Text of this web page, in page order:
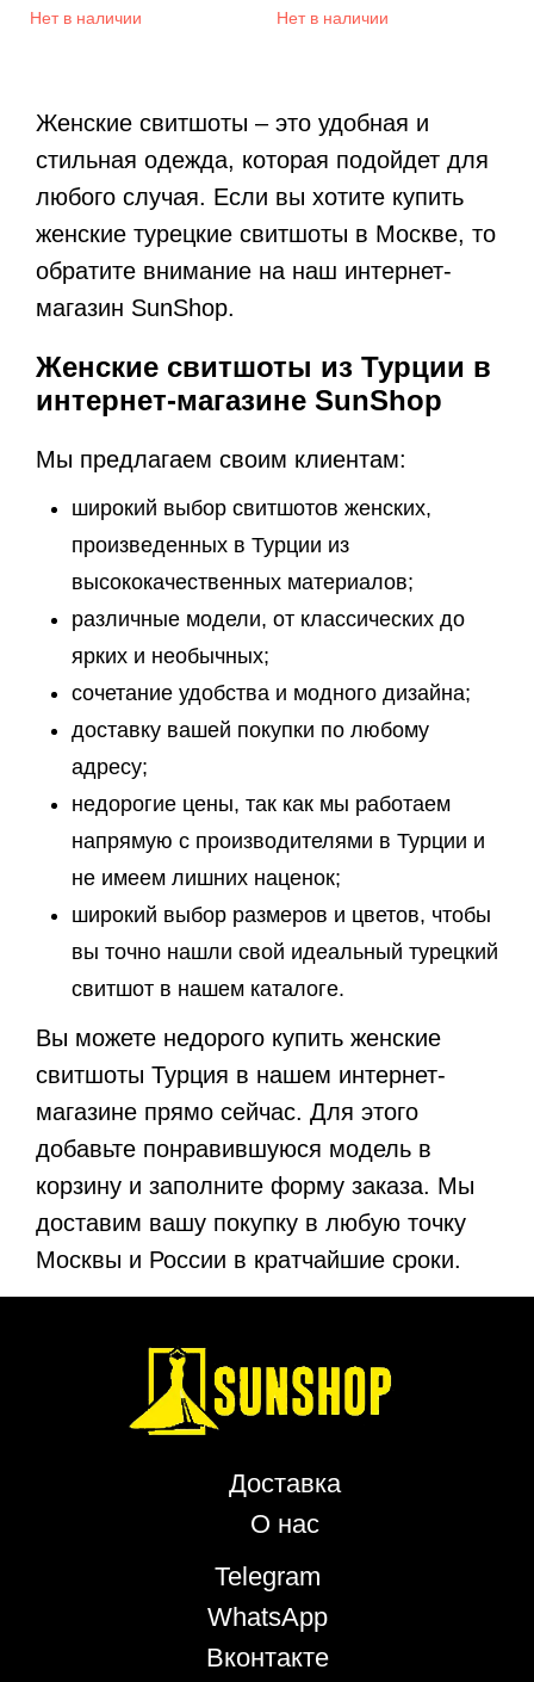
Нет в наличии Нет в наличии
Женские свитшоты – это удобная и
стильная одежда, которая подойдет для
любого случая. Если вы хотите купить
женские турецкие свитшоты в Москве, то
обратите внимание на наш интернет-
магазин SunShop.
Женские свитшоты из Турции в
интернет-магазине SunShop
Мы предлагаем своим клиентам:
широкий выбор свитшотов женских,
произведенных в Турции из
высококачественных материалов;
различные модели, от классических до
ярких и необычных;
сочетание удобства и модного дизайна;
доставку вашей покупки по любому
адресу;
недорогие цены, так как мы работаем
напрямую с производителями в Турции и
не имеем лишних наценок;
широкий выбор размеров и цветов, чтобы
вы точно нашли свой идеальный турецкий
свитшот в нашем каталоге.
Вы можете недорого купить женские
свитшоты Турция в нашем интернет-
магазине прямо сейчас. Для этого
добавьте понравившуюся модель в
корзину и заполните форму заказа. Мы
доставим вашу покупку в любую точку
Москвы и России в кратчайшие сроки.
Доставка
О нас
Telegram
WhatsApp
Вконтакте